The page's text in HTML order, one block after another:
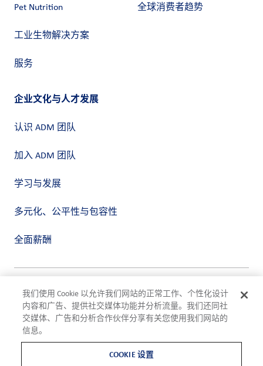
Pet Nutrition
工业生物解决方案
服务
全球消费者趋势
企业文化与人才发展
认识 ADM 团队
加入 ADM 团队
学习与发展
多元化、公平性与包容性
全面薪酬
隐私政策
使用条款
合规
Cookie 设置
我们使用 Cookie 以允许我们网站的正常工作、个性化设计
内容和广告、提供社交媒体功能并分析流量。我们还同社
交媒体、广告和分析合作伙伴分享有关您使用我们网站的
信息。
COOKIE 设置